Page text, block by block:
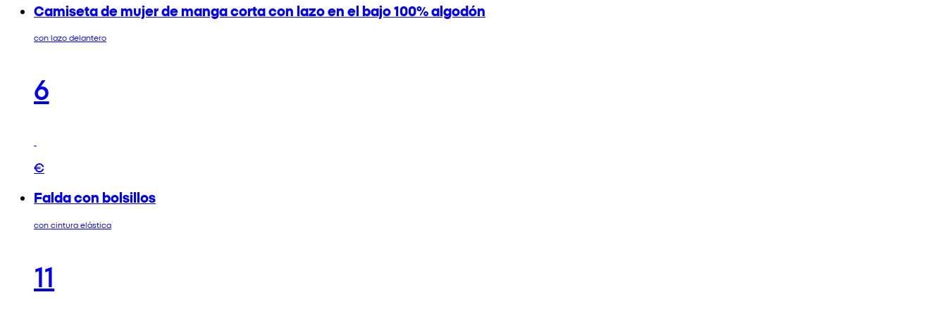
Camiseta de mujer de manga corta con lazo en el bajo 100% algodón
con lazo delantero
6
€
Falda con bolsillos
con cintura elástica
11